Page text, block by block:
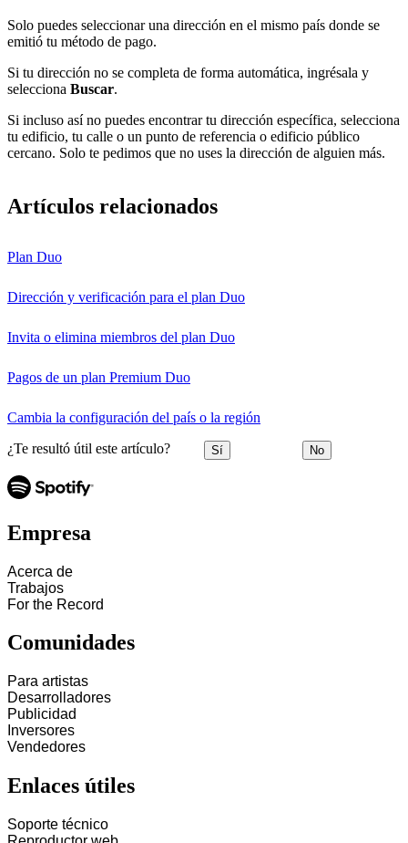
Solo puedes seleccionar una dirección en el mismo país donde se
emitió tu método de pago.
Si tu dirección no se completa de forma automática, ingrésala y
selecciona Buscar.
Si incluso así no puedes encontrar tu dirección específica, selecciona
tu edificio, tu calle o un punto de referencia o edificio público
cercano. Solo te pedimos que no uses la dirección de alguien más.
Artículos relacionados
Plan Duo
Dirección y verificación para el plan Duo
Invita o elimina miembros del plan Duo
Pagos de un plan Premium Duo
Cambia la configuración del país o la región
¿Te resultó útil este artículo? Sí No
Empresa
Acerca de
Trabajos
For the Record
Comunidades
Para artistas
Desarrolladores
Publicidad
Inversores
Vendedores
Enlaces útiles
Soporte técnico